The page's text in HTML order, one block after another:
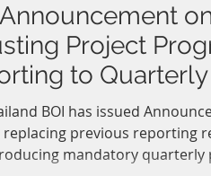
Project
to Quarterly
監測系統調整按
BOI has issued
replacing previous reporting
mandatory quarterly